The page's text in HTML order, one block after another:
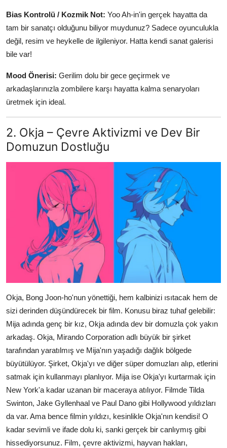
Bias Kontrolü / Kozmik Not: Yoo Ah-in'in gerçek hayatta da
tam bir sanatçı olduğunu biliyor muydunuz? Sadece oyunculukla
değil, resim ve heykelle de ilgileniyor. Hatta kendi sanat galerisi
bile var!
Mood Önerisi: Gerilim dolu bir gece geçirmek ve
arkadaşlarınızla zombilere karşı hayatta kalma senaryoları
üretmek için ideal.
2. Okja – Çevre Aktivizmi ve Dev Bir
Domuzun Dostluğu
Okja, Bong Joon-ho'nun yönettiği, hem kalbinizi ısıtacak hem de
sizi derinden düşündürecek bir film. Konusu biraz tuhaf gelebilir:
Mija adında genç bir kız, Okja adında dev bir domuzla çok yakın
arkadaş. Okja, Mirando Corporation adlı büyük bir şirket
tarafından yaratılmış ve Mija'nın yaşadığı dağlık bölgede
büyütülüyor. Şirket, Okja'yı ve diğer süper domuzları alıp, etlerini
satmak için kullanmayı planlıyor. Mija ise Okja'yı kurtarmak için
New York'a kadar uzanan bir maceraya atılıyor. Filmde Tilda
Swinton, Jake Gyllenhaal ve Paul Dano gibi Hollywood yıldızları
da var. Ama bence filmin yıldızı, kesinlikle Okja'nın kendisi! O
kadar sevimli ve ifade dolu ki, sanki gerçek bir canlıymış gibi
hissediyorsunuz. Film, çevre aktivizmi, hayvan hakları,